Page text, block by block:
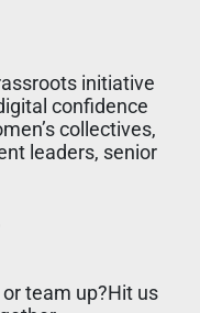
initiative
confidence
collectives,
leaders, senior
team up?Hit us